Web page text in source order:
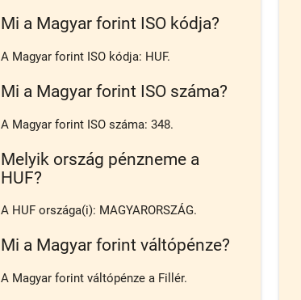
Mi a Magyar forint ISO kódja?
A Magyar forint ISO kódja: HUF.
Mi a Magyar forint ISO száma?
A Magyar forint ISO száma: 348.
Melyik ország pénzneme a
HUF?
A HUF országa(i): MAGYARORSZÁG.
Mi a Magyar forint váltópénze?
A Magyar forint váltópénze a Fillér.